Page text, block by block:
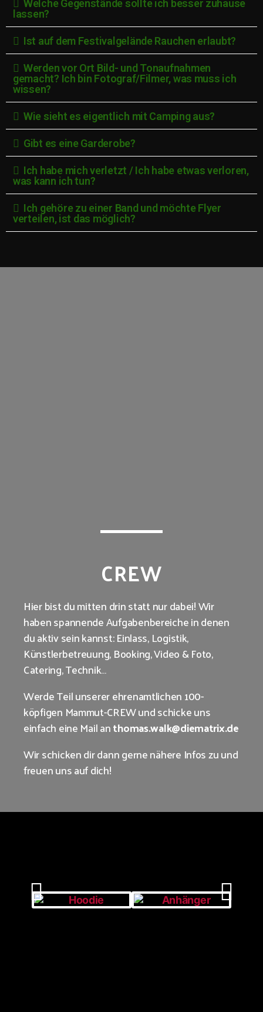
Welche Gegenstände sollte ich besser zuhause
lassen?
Ist auf dem Festivalgelände Rauchen erlaubt?
Werden vor Ort Bild- und Tonaufnahmen
gemacht? Ich bin Fotograf/Filmer, was muss ich
wissen?
Wie sieht es eigentlich mit Camping aus?
Gibt es eine Garderobe?
Ich habe mich verletzt / Ich habe etwas verloren,
was kann ich tun?
Ich gehöre zu einer Band und möchte Flyer
verteilen, ist das möglich?
CREW
Hier bist du mitten drin statt nur dabei! Wir
haben spannende Aufgabenbereiche in denen
du aktiv sein kannst: Einlass, Logistik,
Künstlerbetreuung, Booking, Video & Foto,
Catering, Technik…
Werde Teil unserer ehrenamtlichen 100-
köpfigen Mammut-CREW und schicke uns
einfach eine Mail anthomas.walk@diematrix.de
Wir schicken dir dann gerne nähere Infos zu und
freuen uns auf dich!